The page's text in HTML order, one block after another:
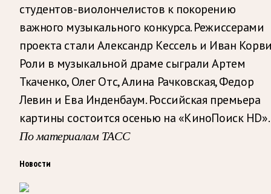
студентов-виолончелистов к покорению
важного музыкального конкурса. Режиссерами
проекта стали Александр Кессель и Иван
Роли в музыкальной драме сыграли Артем
Ткаченко, Олег Отс, Алина Рачковская, Федор
Левин и Ева Инденбаум. Российская премьера
картины состоится осенью на «КиноПоиск HD».
По материалам ТАСС
Новости